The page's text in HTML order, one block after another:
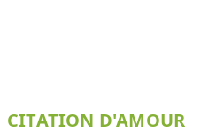
CITATION D'AMOUR